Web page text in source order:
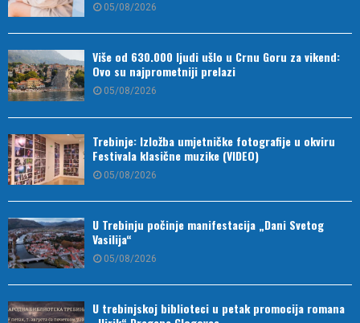
05/08/2026
Više od 630.000 ljudi ušlo u Crnu Goru za vikend:
Ovo su najprometniji prelazi
05/08/2026
Trebinje: Izložba umjetničke fotografije u okviru
Festivala klasične muzike (VIDEO)
05/08/2026
U Trebinju počinje manifestacija „Dani Svetog
Vasilija“
05/08/2026
U trebinjskoj biblioteci u petak promocija romana